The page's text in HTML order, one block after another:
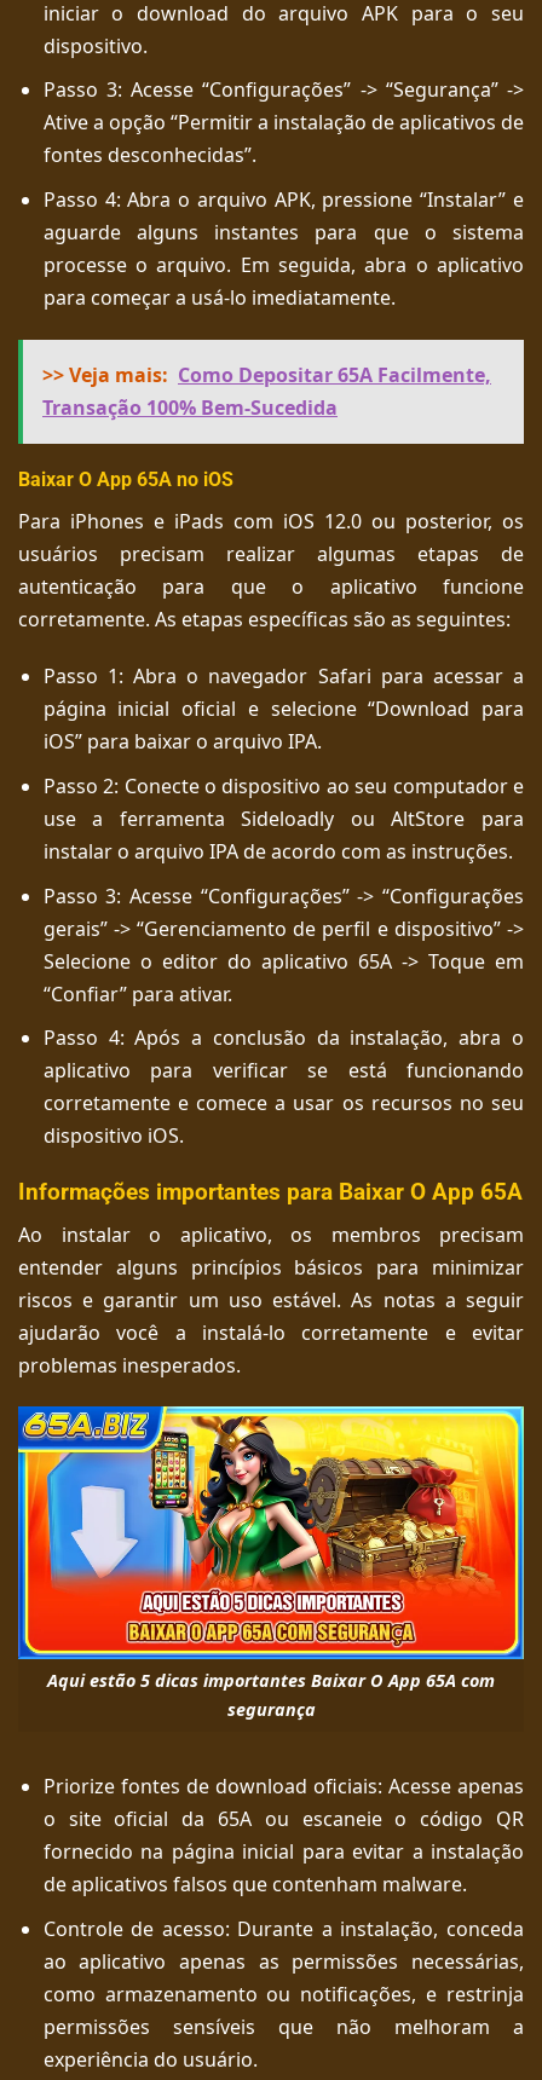
iniciar o download do arquivo APK para o seu
dispositivo.
Passo 3: Acesse “Configurações” -> “Segurança” ->
Ative a opção “Permitir a instalação de aplicativos de
fontes desconhecidas”.
Passo 4: Abra o arquivo APK, pressione “Instalar” e
aguarde alguns instantes para que o sistema
processe o arquivo. Em seguida, abra o aplicativo
para começar a usá-lo imediatamente.
>> Veja mais: Como Depositar 65A Facilmente,
Transação 100% Bem-Sucedida
Baixar O App 65A no iOS
Para iPhones e iPads com iOS 12.0 ou posterior, os
usuários precisam realizar algumas etapas de
autenticação para que o aplicativo funcione
corretamente. As etapas específicas são as seguintes:
Passo 1: Abra o navegador Safari para acessar a
página inicial oficial e selecione “Download para
iOS” para baixar o arquivo IPA.
Passo 2: Conecte o dispositivo ao seu computador e
use a ferramenta Sideloadly ou AltStore para
instalar o arquivo IPA de acordo com as instruções.
Passo 3: Acesse “Configurações” -> “Configurações
gerais” -> “Gerenciamento de perfil e dispositivo” ->
Selecione o editor do aplicativo 65A -> Toque em
“Confiar” para ativar.
Passo 4: Após a conclusão da instalação, abra o
aplicativo para verificar se está funcionando
corretamente e comece a usar os recursos no seu
dispositivo iOS.
Informações importantes para Baixar O App 65A
Ao instalar o aplicativo, os membros precisam
entender alguns princípios básicos para minimizar
riscos e garantir um uso estável. As notas a seguir
ajudarão você a instalá-lo corretamente e evitar
problemas inesperados.
Aqui estão 5 dicas importantes Baixar O App 65A com
segurança
Priorize fontes de download oficiais: Acesse apenas
o site oficial da 65A ou escaneie o código QR
fornecido na página inicial para evitar a instalação
de aplicativos falsos que contenham malware.
Controle de acesso: Durante a instalação, conceda
ao aplicativo apenas as permissões necessárias,
como armazenamento ou notificações, e restrinja
permissões sensíveis que não melhoram a
experiência do usuário.